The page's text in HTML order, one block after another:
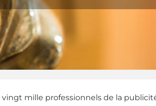
mille professionnels de la